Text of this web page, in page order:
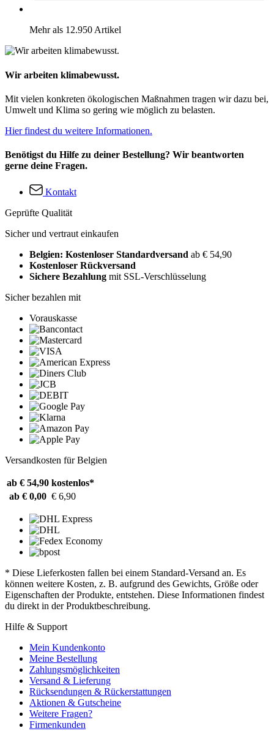
Mehr als 12.950 Artikel
Wir arbeiten klimabewusst.
Mit vielen konkreten ökologischen Maßnahmen tragen wir dazu bei,
Umwelt und Klima so gering wie möglich zu belasten.
Hier findest du weitere Informationen.
Benötigst du Hilfe zu deiner Bestellung? Wir beantworten
gerne deine Fragen.
Kontakt
Geprüfte Qualität
Sicher und vertraut einkaufen
Belgien: Kostenloser Standardversand ab € 54,90
Kostenloser Rückversand
Sichere Bezahlung mit SSL-Verschlüsselung
Sicher bezahlen mit
Vorauskasse
Versandkosten für Belgien
ab € 54,90 kostenlos*
ab € 0,00 € 6,90
* Diese Lieferkosten fallen bei einem Standard-Versand an. Es
können weitere Kosten, z. B. aufgrund des Gewichts, Größe oder
Eigenschaften der Produkte, entstehen. Diese Informationen findest
du direkt in der Produktbeschreibung.
Hilfe & Support
Mein Kundenkonto
Meine Bestellung
Zahlungsmöglichkeiten
Versand & Lieferung
Rücksendungen & Rückerstattungen
Aktionen & Gutscheine
Weitere Fragen?
Firmenkunden